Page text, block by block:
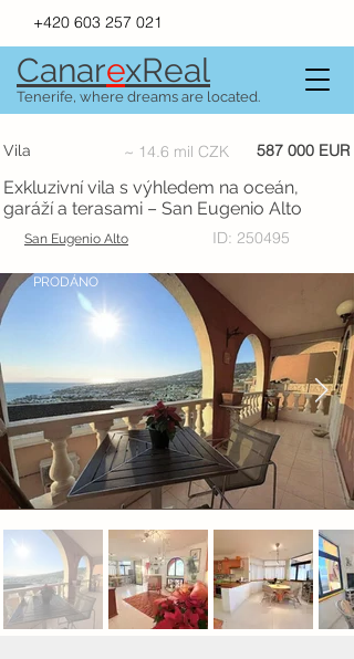
+420 603 257 021
CanarexReal
Tenerife, where dreams are located.
Vila ~ 14.6 mil CZK 587 000 EUR
Exkluzivní vila s výhledem na oceán,
garáží a terasami – San Eugenio Alto
San Eugenio Alto ID: 250495
PRODÁNO